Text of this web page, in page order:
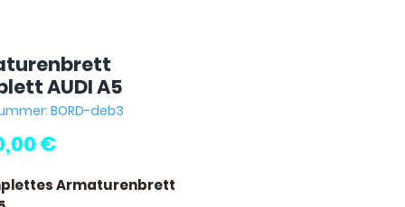
AUDI A5
BORD-deb3
€
Armaturenbrett